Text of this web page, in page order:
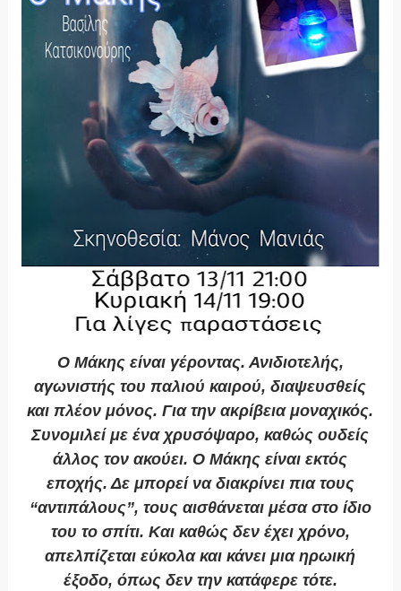
Ο Μάκης είναι γέροντας. Ανιδιοτελής,
αγωνιστής του παλιού καιρού, διαψευσθείς
και πλέον μόνος. Για την ακρίβεια μοναχικός.
Συνομιλεί με ένα χρυσόψαρο, καθώς ουδείς
άλλος τον ακούει. Ο Μάκης είναι εκτός
εποχής. Δε μπορεί να διακρίνει πια τους
“αντιπάλους”, τους αισθάνεται μέσα στο ίδιο
του το σπίτι. Και καθώς δεν έχει χρόνο,
απελπίζεται εύκολα και κάνει μια ηρωική
έξοδο, όπως δεν την κατάφερε τότε.